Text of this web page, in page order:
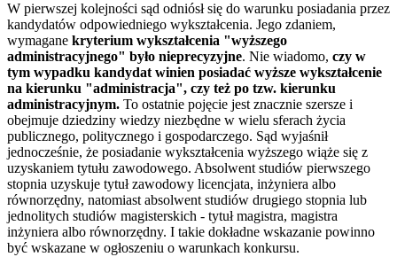
W pierwszej kolejności sąd odniósł się do warunku posiadania przez
kandydatów odpowiedniego wykształcenia. Jego zdaniem,
wymagane kryterium wykształcenia "wyższego
administracyjnego" było nieprecyzyjne. Nie wiadomo, czy w
tym wypadku kandydat winien posiadać wyższe wykształcenie
na kierunku "administracja", czy też po tzw. kierunku
administracyjnym. To ostatnie pojęcie jest znacznie szersze i
obejmuje dziedziny wiedzy niezbędne w wielu sferach życia
publicznego, politycznego i gospodarczego. Sąd wyjaśnił
jednocześnie, że posiadanie wykształcenia wyższego wiąże się z
uzyskaniem tytułu zawodowego. Absolwent studiów pierwszego
stopnia uzyskuje tytuł zawodowy licencjata, inżyniera albo
równorzędny, natomiast absolwent studiów drugiego stopnia lub
jednolitych studiów magisterskich - tytuł magistra, magistra
inżyniera albo równorzędny. I takie dokładne wskazanie powinno
być wskazane w ogłoszeniu o warunkach konkursu.